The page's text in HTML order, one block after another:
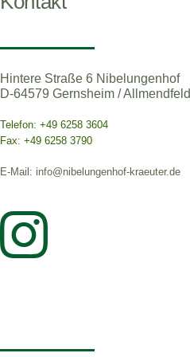
Hintere Straße 6 Nibelungenhof
D-64579 Gernsheim / Allmendfeld
Telefon: +49 6258 3604
Fax: +49 6258 3790
E-Mail: info@nibelungenhof-kraeuter.de